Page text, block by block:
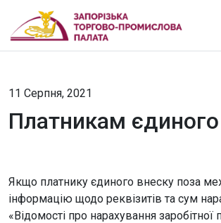
11 Серпня, 2021
Платникам
Якщо платнику єдиного внеску поза
інформацію щодо реквізитів та сум
«Відомості про нарахування